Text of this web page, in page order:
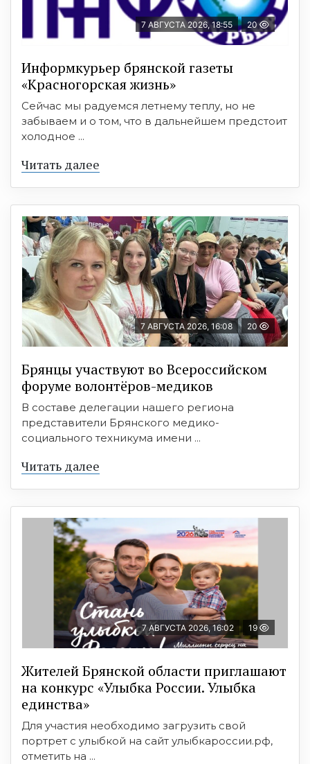
7 АВГУСТА 2026, 18:55 20
Информкурьер брянской газеты
«Красногорская жизнь»
Сейчас мы радуемся летнему теплу, но не
забываем и о том, что в дальнейшем предстоит
холодное ...
Читать далее
7 АВГУСТА 2026, 16:08 20
Брянцы участвуют во Всероссийском
форуме волонтёров-медиков
В составе делегации нашего региона
представители Брянского медико-
социального техникума имени ...
Читать далее
7 АВГУСТА 2026, 16:02 19
Жителей Брянской области приглашают
на конкурс «Улыбка России. Улыбка
единства»
Для участия необходимо загрузить свой
портрет с улыбкой на сайт улыбкароссии.рф,
отметить на ...